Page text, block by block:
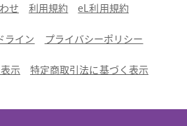
せ 利用規約 eL利用規約
ライン プライバシーポリシー
示 特定商取引法に基づく表示